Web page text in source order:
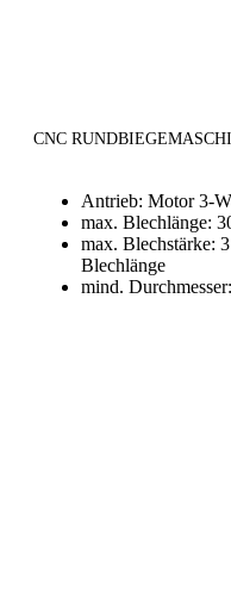
CNC
Antrieb: Motor 3-
max. Blechlänge:
max. Blechstärke:
Blechlänge
mind.